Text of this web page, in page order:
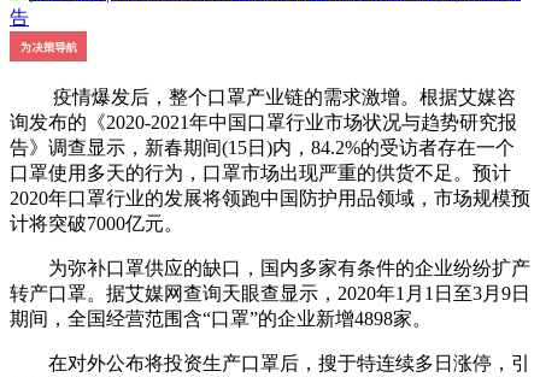
疫情爆发后，整个口罩产业链的需求激增。根据艾媒咨
询发布的《2020-2021年中国口罩行业市场状况与趋势研究报
告》调查显示，新春期间(15日)内，84.2%的受访者存在一个
口罩使用多天的行为，口罩市场出现严重的供货不足。预计
2020年口罩行业的发展将领跑中国防护用品领域，市场规模预
计将突破7000亿元。
为弥补口罩供应的缺口，国内多家有条件的企业纷纷扩产
转产口罩。据艾媒网查询天眼查显示，2020年1月1日至3月9日
期间，全国经营范围含“口罩”的企业新增4898家。
在对外公布将投资生产口罩后，搜于特连续多日涨停，引